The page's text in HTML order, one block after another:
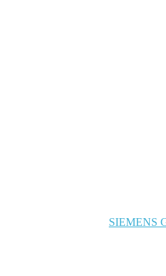
SIEMENS